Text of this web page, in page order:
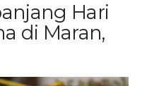
Hari
di Maran,